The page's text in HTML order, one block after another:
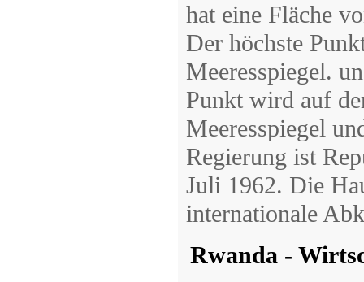
hat eine Fläche
Der höchste
Meeresspiegel.
Punkt wird auf
Meeresspiegel
Regierung ist
Juli 1962. Die
internationale
Rwanda -